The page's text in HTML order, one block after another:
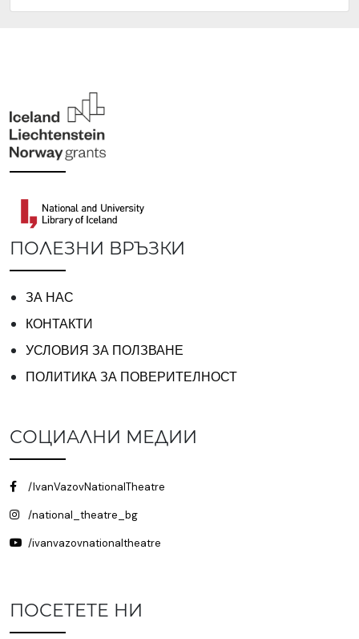
ПОЛЕЗНИ ВРЪЗКИ
ЗА НАС
КОНТАКТИ
УСЛОВИЯ ЗА ПОЛЗВАНЕ
ПОЛИТИКА ЗА ПОВЕРИТЕЛНОСТ
СОЦИАЛНИ МЕДИИ
/IvanVazovNationalTheatre
/national_theatre_bg
/ivanvazovnationaltheatre
ПОСЕТЕТЕ НИ